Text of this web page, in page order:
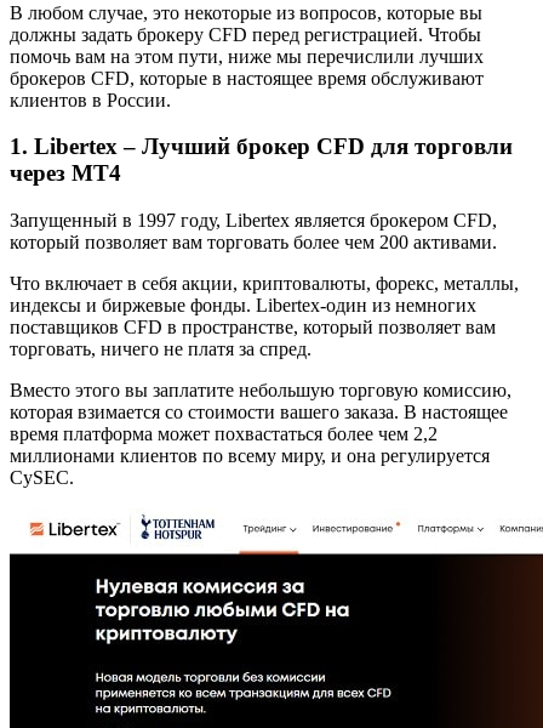
В любом случае, это некоторые из вопросов, которые вы
должны задать брокеру CFD перед регистрацией. Чтобы
помочь вам на этом пути, ниже мы перечислили лучших
брокеров CFD, которые в настоящее время обслуживают
клиентов в России.
1. Libertex – Лучший брокер CFD для торговли
через MT4
Запущенный в 1997 году, Libertex является брокером CFD,
который позволяет вам торговать более чем 200 активами.
Что включает в себя акции, криптовалюты, форекс, металлы,
индексы и биржевые фонды. Libertex-один из немногих
поставщиков CFD в пространстве, который позволяет вам
торговать, ничего не платя за спред.
Вместо этого вы заплатите небольшую торговую комиссию,
которая взимается со стоимости вашего заказа. В настоящее
время платформа может похвастаться более чем 2,2
миллионами клиентов по всему миру, и она регулируется
CySEC.